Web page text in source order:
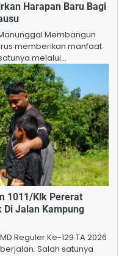
Harapan Baru Bagi
Membangun
memberikan manfaat
melalui…
1011/Klk Pererat
Di Jalan Kampung
Reguler Ke-129 TA 2026
Salah satunya